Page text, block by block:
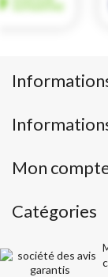
Mon
Catégories